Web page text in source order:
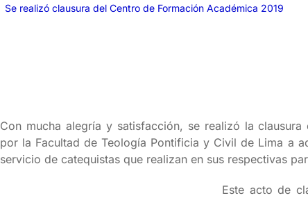
Se realizó clausura del Centro de Formación Académica 2019
Con mucha alegría y satisfacción, se realizó la
por la Facultad de Teología Pontificia y Civil de Lima a
servicio de catequistas que realizan en sus respectivas
Este acto de